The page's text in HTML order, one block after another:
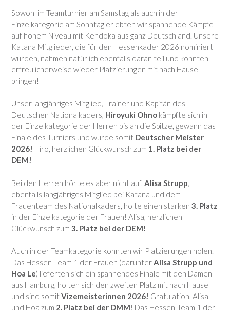
Sowohl im Teamturnier am Samstag als auch in der
Einzelkategorie am Sonntag erlebten wir spannende Kämpfe
auf hohem Niveau mit Kendoka aus ganz Deutschland. Unsere
Katana Mitglieder, die für den Hessenkader 2026 nominiert
wurden, nahmen natürlich ebenfalls daran teil und konnten
erfreulicherweise wieder Platzierungen mit nach Hause
bringen!
Unser langjähriges Mitglied, Trainer und Kapitän des
Deutschen Nationalkaders, Hiroyuki Ohno kämpfte sich in
der Einzelkategorie der Herren bis an die Spitze, gewann das
Finale des Turniers und wurde somit Deutscher Meister
2026! Hiro, herzlichen Glückwunsch zum 1. Platz bei der
DEM!
Bei den Herren hörte es aber nicht auf. Alisa Strupp,
ebenfalls langjähriges Mitglied bei Katana und dem
Frauenteam des Nationalkaders, holte einen starken 3. Platz
in der Einzelkategorie der Frauen! Alisa, herzlichen
Glückwunsch zum 3. Platz bei der DEM!
Auch in der Teamkategorie konnten wir Platzierungen holen.
Das Hessen-Team 1 der Frauen (darunterAlisa Strupp und
Hoa Le) lieferten sich ein spannendes Finale mit den Damen
aus Hamburg, holten sich den zweiten Platz mit nach Hause
und sind somit Vizemeisterinnen 2026! Gratulation, Alisa
und Hoa zum 2. Platz bei der DMM! Das Hessen-Team 1 der